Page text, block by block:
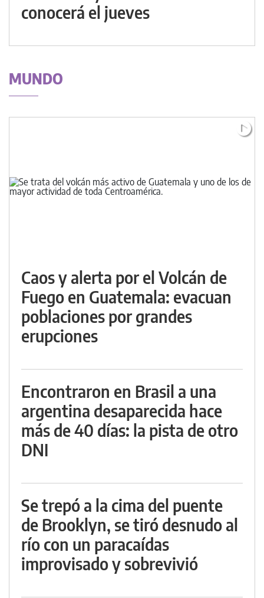
conocerá el jueves
MUNDO
Caos y alerta por el Volcán de
Fuego en Guatemala: evacuan
poblaciones por grandes
erupciones
Encontraron en Brasil a una
argentina desaparecida hace
más de 40 días: la pista de otro
DNI
Se trepó a la cima del puente
de Brooklyn, se tiró desnudo al
río con un paracaídas
improvisado y sobrevivió